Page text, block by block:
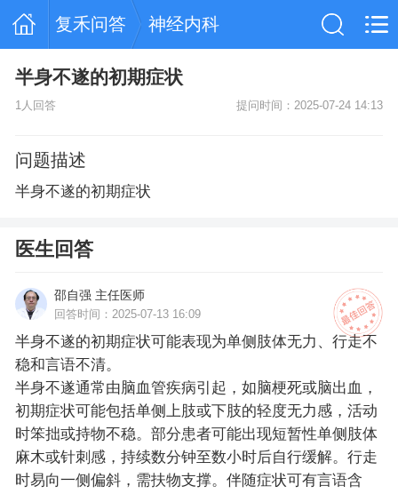
复禾问答 神经内科
半身不遂的初期症状
1人回答 提问时间：2025-07-24 14:13
问题描述
半身不遂的初期症状
医生回答
邵自强 主任医师
回答时间：2025-07-13 16:09
半身不遂的初期症状可能表现为单侧肢体无力、行走不
稳和言语不清。
半身不遂通常由脑血管疾病引起，如脑梗死或脑出血，
初期症状可能包括单侧上肢或下肢的轻度无力感，活动
时笨拙或持物不稳。部分患者可能出现短暂性单侧肢体
麻木或针刺感，持续数分钟至数小时后自行缓解。行走
时易向一侧偏斜，需扶物支撑。伴随症状可有言语含